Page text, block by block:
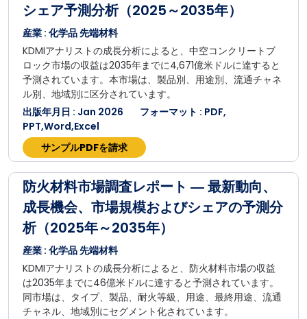
シェア予測分析（2025～2035年）
産業 : 化学品 先端材料
KDMIアナリストの成長分析によると、中空コンクリートブ
ロック市場の収益は2035年までに4,671億米ドルに達すると
予測されています。本市場は、製品別、用途別、流通チャネ
ル別、地域別に区分されています。
出版年月日 : Jan 2026
フォーマット : PDF,
PPT,Word,Excel
サンプルPDFを請求
防火材料市場調査レポート ― 最新動向、
成長機会、市場規模およびシェアの予測分
析（2025年～2035年）
産業 : 化学品 先端材料
KDMIアナリストの成長分析によると、防火材料市場の収益
は2035年までに46億米ドルに達すると予測されています。
同市場は、タイプ、製品、耐火等級、用途、最終用途、流通
チャネル、地域別にセグメント化されています。